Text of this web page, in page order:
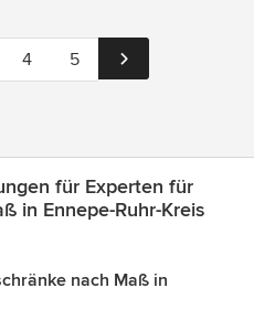
4 5
für Experten für
in Ennepe-Ruhr-Kreis
nach Maß in